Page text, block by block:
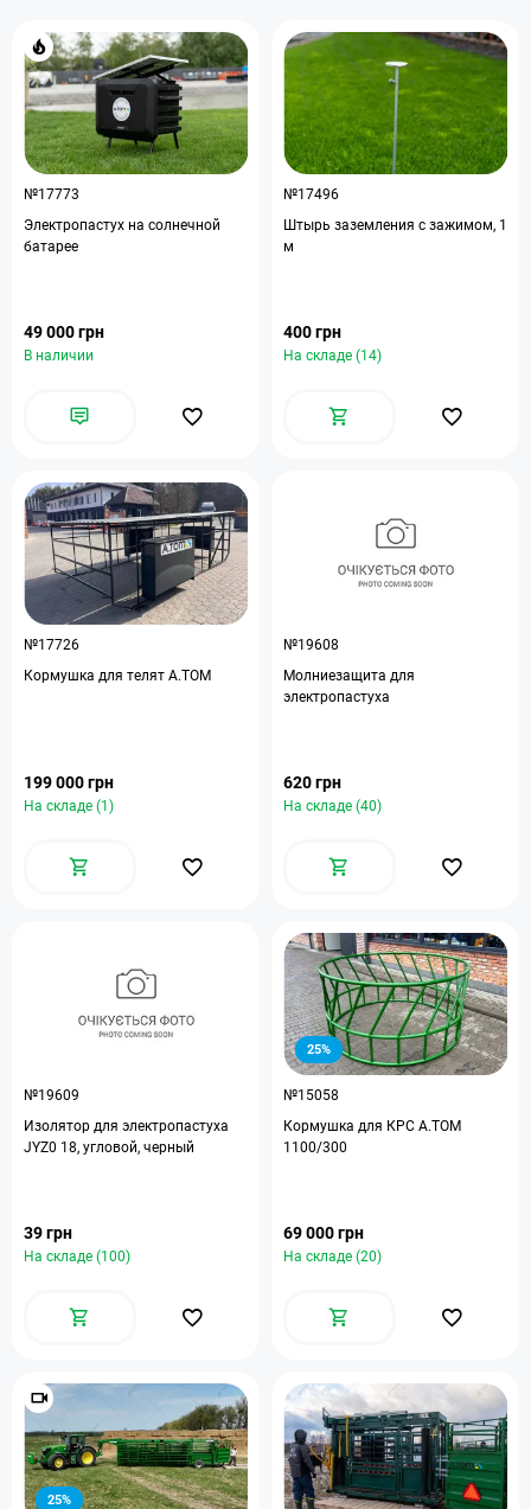
№17773
Электропастух на солнечной
батарее
49 000 грн
В наличии
№17496
Штырь заземления с зажимом, 1
м
400 грн
На складе (14)
№17726
Кормушка для телят A.TOM
199 000 грн
На складе (1)
№19608
Молниезащита для
электропастуха
620 грн
На складе (40)
№19609
Изолятор для электропастуха
JYZ0 18, угловой, черный
39 грн
На складе (100)
25%
№15058
Кормушка для КРС A.TOM
1100/300
69 000 грн
На складе (20)
25%